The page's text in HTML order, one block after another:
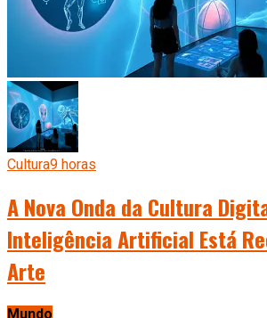
Cultura9 horas
A Nova Onda da Cultura
Inteligência Artificial Está
Arte
Mundo